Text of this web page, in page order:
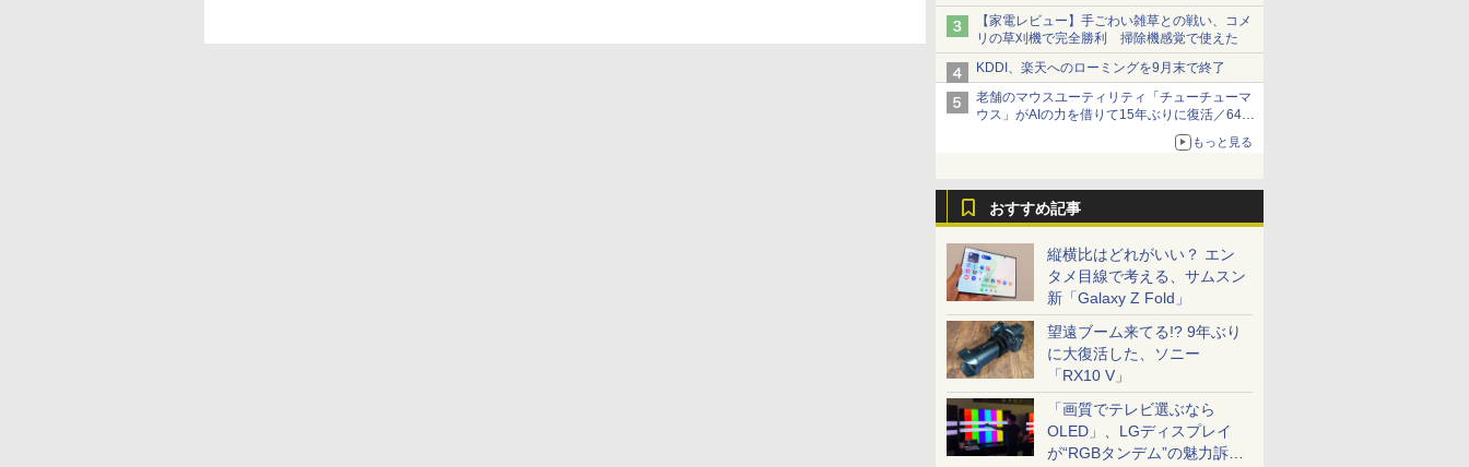
【家電レビュー】手ごわい雑草との戦い、コメ
リの草刈機で完全勝利 掃除機感覚で使えた
KDDI、楽天へのローミングを9月末で終了
老舗のマウスユーティリティ「チューチューマ
ウス」がAIの力を借りて15年ぶりに復活／64bit
化、Windows 10/11、「Chrome」も走り回
る。復活記念で2026年末まで500円
もっと見る
おすすめ記事
縦横比はどれがいい？ エン
タメ目線で考える、サムスン
新「Galaxy Z Fold」
望遠ブーム来てる!? 9年ぶり
に大復活した、ソニー
「RX10 V」
「画質でテレビ選ぶなら
OLED」、LGディスプレイ
が“RGBタンデム”の魅力訴